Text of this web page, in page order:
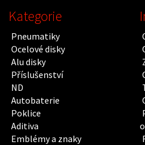
Kategorie
Pneumatiky
Ocelové disky
Alu disky
Příslušenství
ND
Autobaterie
Poklice
Aditiva
Emblémy a znaky